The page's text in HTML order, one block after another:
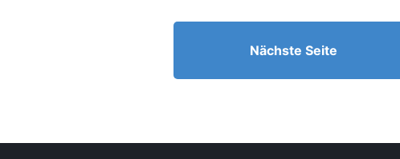
Nächste Seite